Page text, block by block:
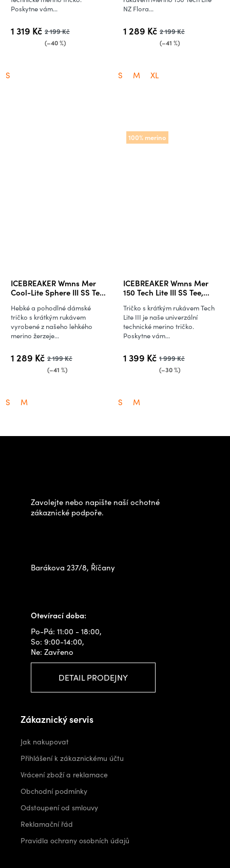
1 319 Kč 2 199 Kč
(–40 %)
Poskytne vám...
S
1 289 Kč 2 199 Kč
(–41 %)
NZ Flora...
S M XL
ICEBREAKER Wmns Mer
Cool-Lite Sphere III SS Te
Colour, Porcini
Hthr/Porcini/Cb
1 289 Kč 2 199 Kč
(–41 %)
Hebké a pohodlné dámské
tričko s krátkým rukávem
vyrobené z našeho lehkého
merino žerzeje...
S M
100% merino
ICEBREAKER Wmns Mer
150 Tech Lite III SS Tee,
1 399 Kč 1 999 Kč
(–30 %)
Tričko s krátkým rukávem Tech
Lite III je naše univerzální
technické merino tričko.
Poskytne vám...
S M
Z
Zavolejte nebo napište naší ochotné
zákaznické podpoře.
Barákova 237/8, Říčany
Otevírací doba:
Po-Pá: 11:00 - 18:00,
So: 9:00-14:00,
Ne: Zavřeno
DETAIL PRODEJNY
Zákaznický servis
Jak nakupovat
Přihlášení k zákaznickému účtu
Vrácení zboží a reklamace
Obchodní podmínky
Odstoupení od smlouvy
Reklamační řád
Pravidla ochrany osobních údajů